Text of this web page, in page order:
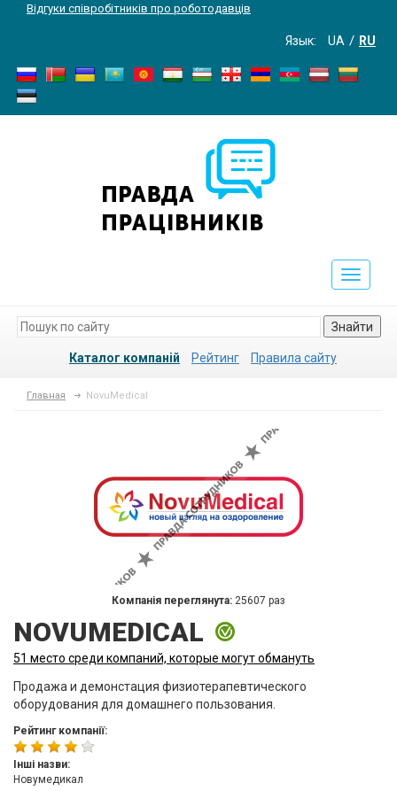
Відгуки співробітників про роботодавців
Язык: UA RU
Toggle
Знайти
Каталог компаній Рейтинг Правила сайту
Главная NovuMedical
Компанія переглянута: 25607 раз
NOVUMEDICAL
51 место среди компаний, которые могут обмануть
Продажа и демонстация физиотерапевтического
оборудования для домашнего пользования.
Рейтинг компанії:
Інші назви:
Новумедикал